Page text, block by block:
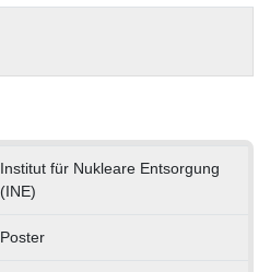
Institut für Nukleare Entsorgung
(INE)
Poster